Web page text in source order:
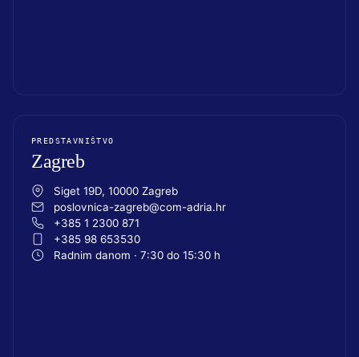
PREDSTAVNIŠTVO
Zagreb
Siget 19D, 10000 Zagreb
poslovnica-zagreb@com-adria.hr
+385 1 2300 871
+385 98 653530
Radnim danom · 7:30 do 15:30 h